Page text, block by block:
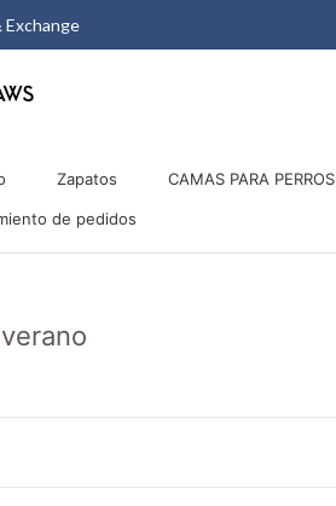
to 40% OFF
Zapatos CAMAS PARA PERROS
de pedidos